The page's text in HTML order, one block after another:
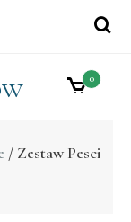
0
/ Zestaw Pesci